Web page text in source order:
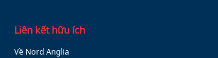
Liên kết hữu ích
Về Nord Anglia